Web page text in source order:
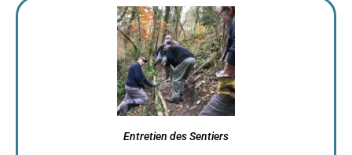
Entretien des Sentiers